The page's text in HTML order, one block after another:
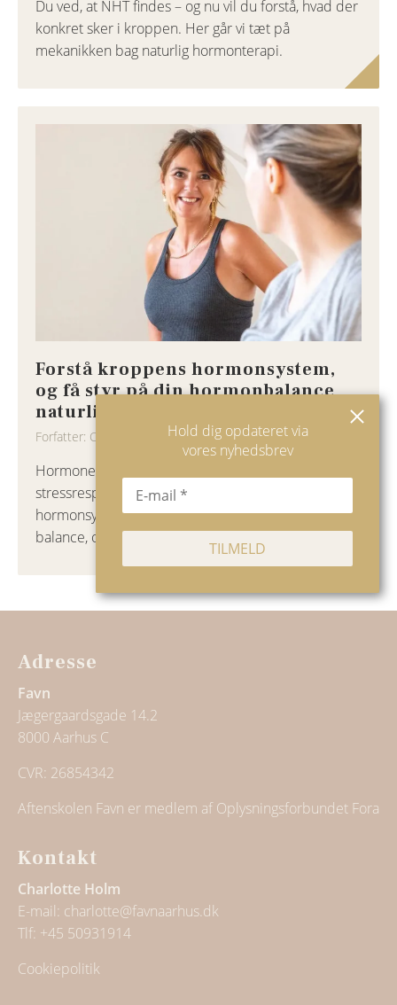
Du ved, at NHT findes – og nu vil du forstå, hvad der
konkret sker i kroppen. Her går vi tæt på
mekanikken bag naturlig hormonterapi.
Forstå kroppens hormonsystem,
og få styr på din hormonbalance
naturligt
Forfatter: Charlotte Holm
Hormoner styrer energi, søvn, humør og
stressrespons. Her får du en gennemgang af
hormonsystemet – hvad der bringer det ud af
balance, og hvad der hjælper.
Hold dig opdateret via
vores nyhedsbrev
Adresse
Favn
Jægergaardsgade 14.2
8000 Aarhus C
CVR: 26854342
Aftenskolen Favn er medlem af Oplysningsforbundet Fora
Kontakt
Charlotte Holm
E-mail: charlotte@favnaarhus.dk
Tlf: +45 50931914
Cookiepolitik